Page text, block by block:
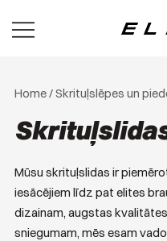
Home/Skrituļslēpes un
Mūsu skrituļslidas ir
iesācējiem līdz pat elites
dizainam, augstas
sniegumam, mēs esam